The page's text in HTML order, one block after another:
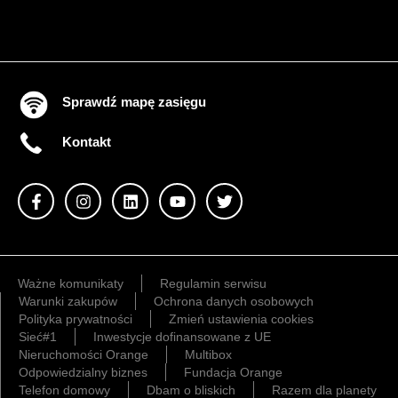
Sprawdź mapę zasięgu
Kontakt
Ważne komunikaty
Regulamin serwisu
Warunki zakupów
Ochrona danych osobowych
Polityka prywatności
Zmień ustawienia cookies
Sieć#1
Inwestycje dofinansowane z UE
Nieruchomości Orange
Multibox
Odpowiedzialny biznes
Fundacja Orange
Telefon domowy
Dbam o bliskich Razem dla planety